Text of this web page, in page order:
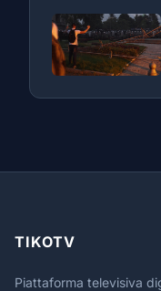
TIKOTV
Piattaforma televisiva